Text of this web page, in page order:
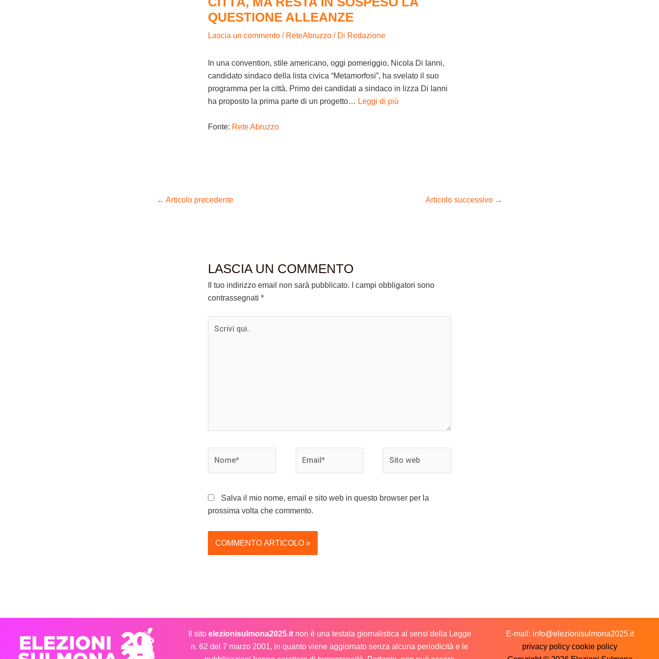
QUESTIONE ALLEANZE
Lascia un commento / ReteAbruzzo/ Di Redazione
In una convention, stile americano, oggi pomeriggio, Nicola Di Ianni,
candidato sindaco della lista civica “Metamorfosi”, ha svelato il suo
programma per la città. Primo dei candidati a sindaco in lizza Di Ianni
ha proposto la prima parte di un progetto… Leggi di più
Fonte: Rete Abruzzo
← Articolo precedente Articolo successivo →
LASCIA UN COMMENTO
Il tuo indirizzo email non sarà pubblicato.
I campi obbligatori sono
contrassegnati *
Salva il mio nome, email e sito web in questo browser per la
prossima volta che commento.
Il sito elezionisulmona2025.itnon è una testata giornalistica ai sensi della Legge
n. 62 del 7 marzo 2001, in quanto viene aggiornato senza alcuna periodicità e le
E-mail: info@elezionisulmona2025.it
privacy policy cookie policy